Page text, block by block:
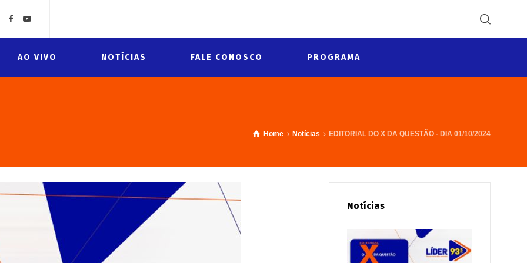
AO VIVO NOTÍCIAS FALE CONOSCO PROGRAMA
Home Notícias EDITORIAL DO X DA QUESTÃO - DIA 01/10/2024
Notícias